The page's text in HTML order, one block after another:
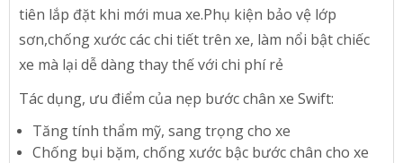
tiên lắp đặt khi mới mua xe.Phụ kiện bảo vệ lớp
sơn,chống xước các chi tiết trên xe, làm nổi bật chiếc
xe mà lại dễ dàng thay thế với chi phí rẻ
Tác dụng, ưu điểm của nẹp bước chân xe Swift:
Tăng tính thẩm mỹ, sang trọng cho xe
Chống bụi bặm, chống xước bậc bước chân cho xe